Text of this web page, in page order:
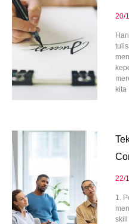
20/
kita
22/
1.
skill